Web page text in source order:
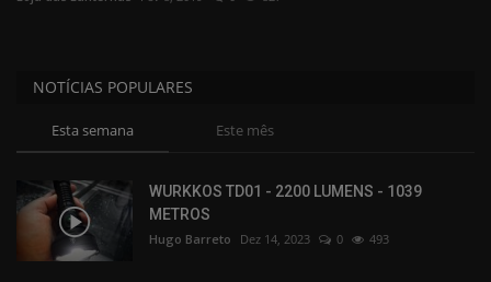
Apoio Desporto
Comunidade
NOTÍCIAS POPULARES
Esta semana Este mês
WURKKOS TD01 - 2200 LUMENS - 1039
METROS
Hugo Barreto Dez 14, 2023 0 493